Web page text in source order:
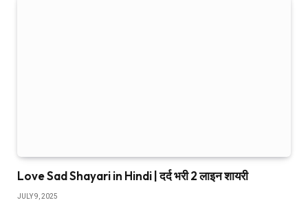
Love Sad Shayari in Hindi | दर्द भरी 2 लाइन शायरी
JULY 9, 2025